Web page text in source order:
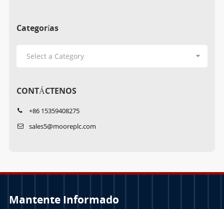
Categorías
CONTÁCTENOS
+86 15359408275
sales5@mooreplc.com
Mantente Informado